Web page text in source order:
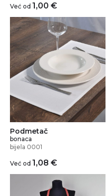
Već od 1,00 €
Podmetač
bonaca
bijela 0001
Već od 1,08 €